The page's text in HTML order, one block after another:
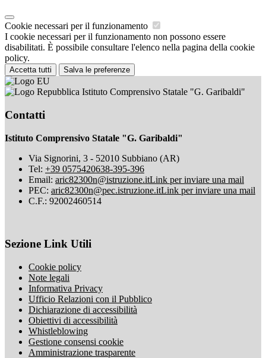
Cookie necessari per il funzionamento
I cookie necessari per il funzionamento non possono essere
disabilitati. È possibile consultare l'elenco nella pagina della cookie
policy.
Accetta tutti Salva le preferenze
Istituto Comprensivo Statale "G. Garibaldi"
Contatti
Istituto Comprensivo Statale "G. Garibaldi"
Via Signorini, 3 - 52010 Subbiano (AR)
Tel: +39 0575420638-395-396
Email: aric82300n@istruzione.itLink per inviare una mail
PEC: aric82300n@pec.istruzione.itLink per inviare una mail
C.F.: 92002460514
Sezione Link Utili
Cookie policy
Note legali
Informativa Privacy
Ufficio Relazioni con il Pubblico
Dichiarazione di accessibilità
Obiettivi di accessibilità
Whistleblowing
Gestione consensi cookie
Amministrazione trasparente